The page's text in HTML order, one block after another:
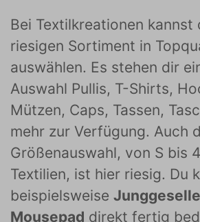
Bei Textilkreationen kannst
riesigen Sortiment in
auswählen. Es stehen dir
Auswahl Pullis, T-Shirts,
Mützen, Caps, Tassen,
mehr zur Verfügung. Auch
Größenauswahl, von S bis
Textilien, ist hier riesig. Du
beispielsweise
Mousepad direkt fertig